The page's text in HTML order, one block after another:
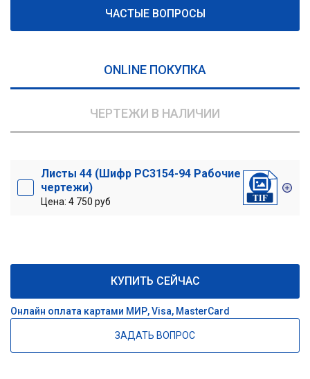
ЧАСТЫЕ ВОПРОСЫ
ONLINE ПОКУПКА
ЧЕРТЕЖИ В НАЛИЧИИ
Листы 44 (Шифр РС3154-94 Рабочие
чертежи)
Цена: 4 750 руб
КУПИТЬ СЕЙЧАС
Онлайн оплата картами МИР, Visa, MasterCard
ЗАДАТЬ ВОПРОС